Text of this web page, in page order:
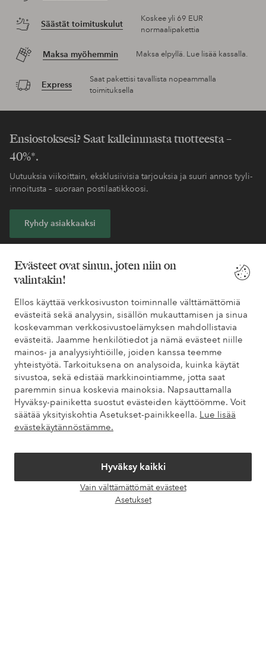
Evästeet ovat sinun, joten niin on
valintakin!
Ellos käyttää verkkosivuston toiminnalle välttämättömiä
evästeitä sekä analyysin, sisällön mukauttamisen ja sinua
koskevamman verkkosivustoelämyksen mahdollistavia
evästeitä. Jaamme henkilötiedot ja nämä evästeet niille
mainos- ja analyysiyhtiöille, joiden kanssa teemme
yhteistyötä. Tarkoituksena on analysoida, kuinka käytät
sivustoa, sekä edistää markkinointiamme, jotta saat
paremmin sinua koskevia mainoksia. Napsauttamalla
Hyväksy-painiketta suostut evästeiden käyttöömme. Voit
säätää yksityiskohtia Asetukset-painikkeella. Lue lisää
evästekäytännöstämme.
Hyväksy kaikki
Vain välttämättömät evästeet
Asetukset
Säästät toimituskulut
Koskee yli 69 EUR
normaalipakettia
Maksa myöhemmin Maksa elpyllä. Lue lisää kassalla.
Express
Saat pakettisi tavallista nopeammalla
toimituksella
Ensiostoksesi? Saat kalleimmasta tuotteesta –
40%*.
Uutuuksia viikoittain, eksklusiivisia tarjouksia ja suuri annos tyyli-
innoitusta – suoraan postilaatikkoosi.
Ryhdy asiakkaaksi
Löydät vastaukset useimmin kysyttyihin kysymyksiin usein
kysytyistä kysymyksistä. Löydät myös tietoa siitä, miten voit ottaa
meihin yhteyttä.
Asiakaspalvelu Tilaukset Maksutavat
Omat sivut
Tietoa Elloksesta